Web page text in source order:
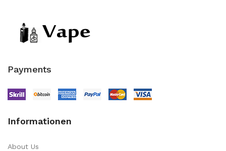
Payments
Informationen
About Us